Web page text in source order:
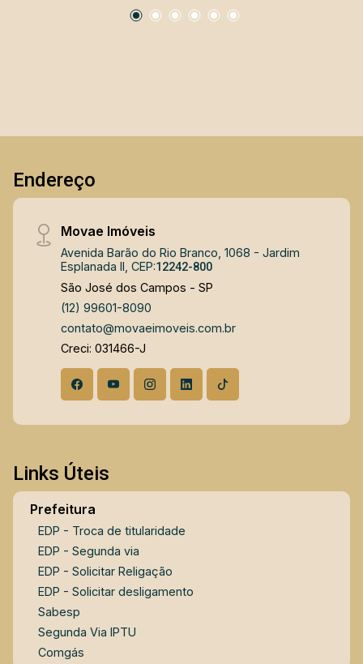
Endereço
Movae Imóveis
Avenida Barão do Rio Branco, 1068 - Jardim
Esplanada II, CEP:12242-800
São José dos Campos - SP
(12) 99601-8090
contato@movaeimoveis.com.br
Creci: 031466-J
Links Úteis
Prefeitura
EDP - Troca de titularidade
EDP - Segunda via
EDP - Solicitar Religação
EDP - Solicitar desligamento
Sabesp
Segunda Via IPTU
Comgás